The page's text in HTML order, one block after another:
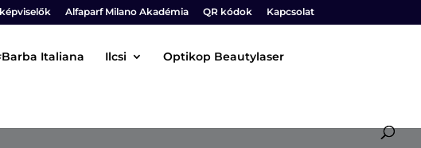
Alfaparf Milano Akadémia QR kódok Kapcsolat
Italiana Ilcsi Optikop Beautylaser